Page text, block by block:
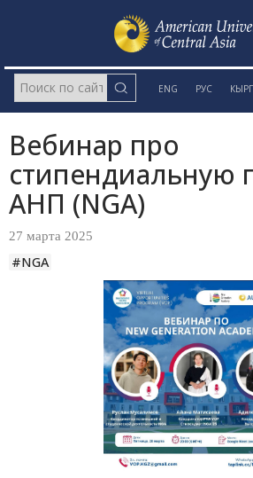
ENG РУС КЫРГ
Вебинар про
стипендиальную
АНП (NGA)
27 марта 2025
#NGA